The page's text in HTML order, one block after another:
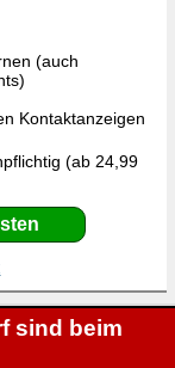
(auch
Kontaktanzeigen
(ab 24,99
sind beim